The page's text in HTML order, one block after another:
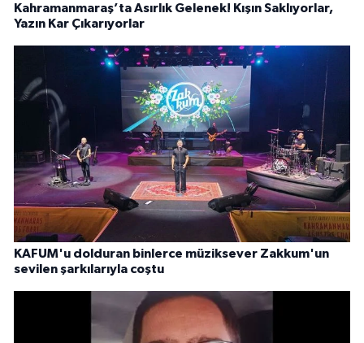
Kahramanmaraş’ta Asırlık Gelenek! Kışın Saklıyorlar,
Yazın Kar Çıkarıyorlar
KAFUM'u dolduran binlerce müziksever Zakkum'un
sevilen şarkılarıyla coştu